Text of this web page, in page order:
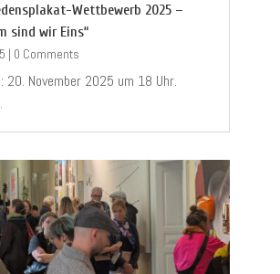
Wettbewerb 2025 –
sind wir Eins“
| 0 Comments
20. November 2025 um 18 Uhr.